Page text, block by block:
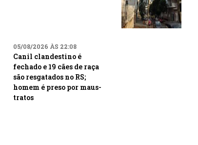
05/08/2026 ÀS 22:08
Canil clandestino é
fechado e 19 cães de raça
são resgatados no RS;
homem é preso por maus-
tratos